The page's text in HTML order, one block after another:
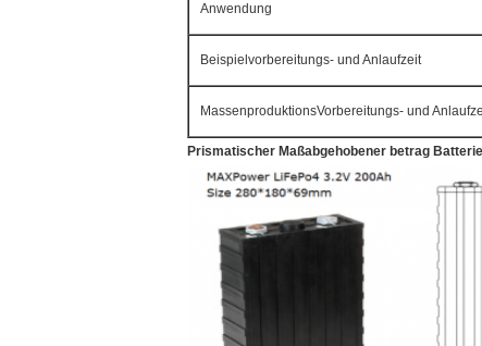
Anwendung
Beispielvorbereitungs- und Anlaufzeit
MassenproduktionsVorbereitungs- und
Prismatischer Maßabgehobener betrag